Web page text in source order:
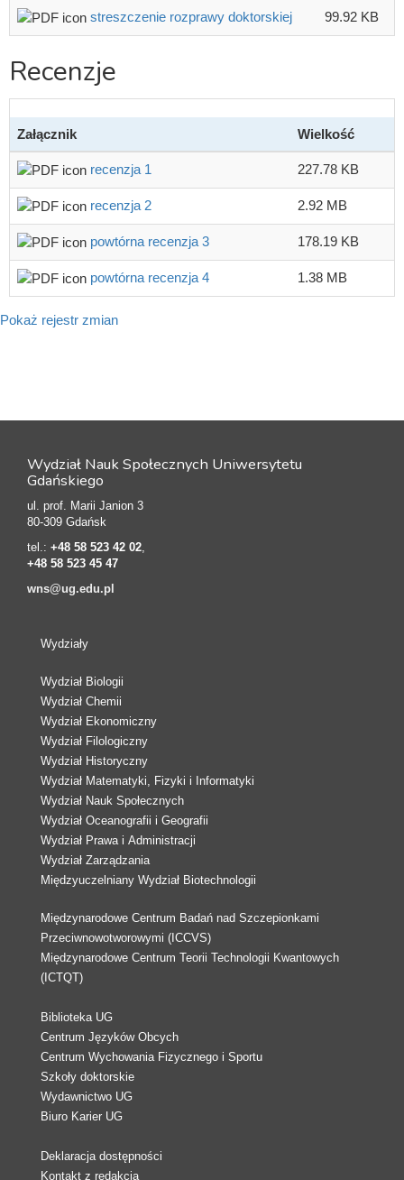
streszczenie rozprawy doktorskiej 99.92 KB
Recenzje
Załącznik Wielkość
recenzja 1 227.78 KB
recenzja 2 2.92 MB
powtórna recenzja 3 178.19 KB
powtórna recenzja 4 1.38 MB
Pokaż rejestr zmian
Wydział Nauk Społecznych Uniwersytetu
Gdańskiego
ul. prof. Marii Janion 3
80-309 Gdańsk
tel.: +48 58 523 42 02
+48 58 523 45 47
wns@ug.edu.pl
Wydziały
Wydział Biologii
Wydział Chemii
Wydział Ekonomiczny
Wydział Filologiczny
Wydział Historyczny
Wydział Matematyki, Fizyki i Informatyki
Wydział Nauk Społecznych
Wydział Oceanografii i Geografii
Wydział Prawa i Administracji
Wydział Zarządzania
Międzyuczelniany Wydział Biotechnologii
Międzynarodowe Centrum Badań nad Szczepionkami
Przeciwnowotworowymi (ICCVS)
Międzynarodowe Centrum Teorii Technologii Kwantowych
(ICTQT)
Biblioteka UG
Centrum Języków Obcych
Centrum Wychowania Fizycznego i Sportu
Szkoły doktorskie
Wydawnictwo UG
Biuro Karier UG
Deklaracja dostępności
Kontakt z redakcją